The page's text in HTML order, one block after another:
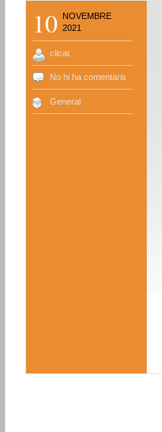
10
NOVEMBRE
2021
clicat
No hi ha comentaris
General